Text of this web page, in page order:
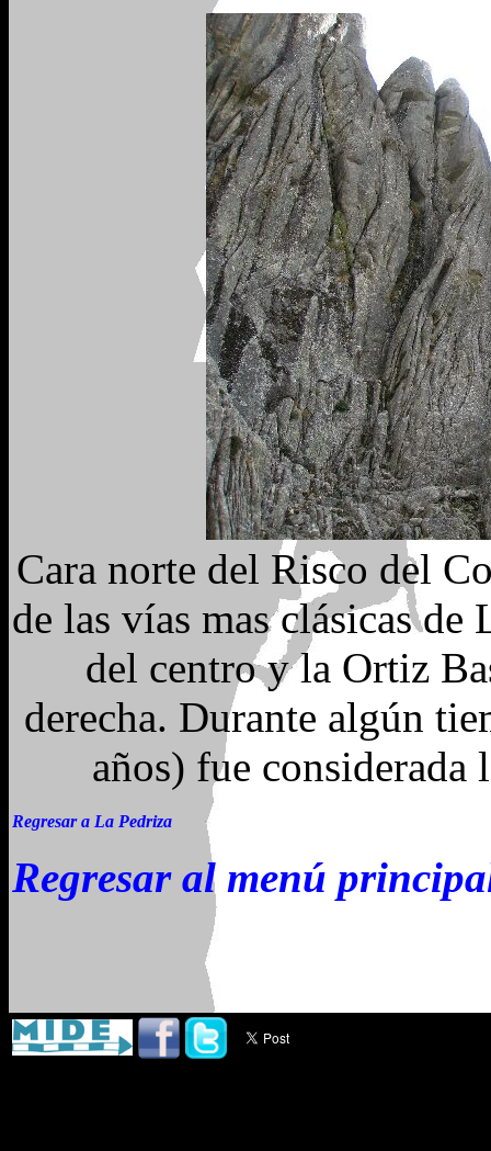
Cara norte del Risco del
de las vías mas clásicas
del centro y la Ortiz
derecha. Durante algún
años) fue
Regresar a La Pedriza
Regresar al menú